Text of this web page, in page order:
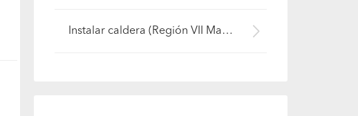
Instalar caldera (Región VII Maule - Talca)